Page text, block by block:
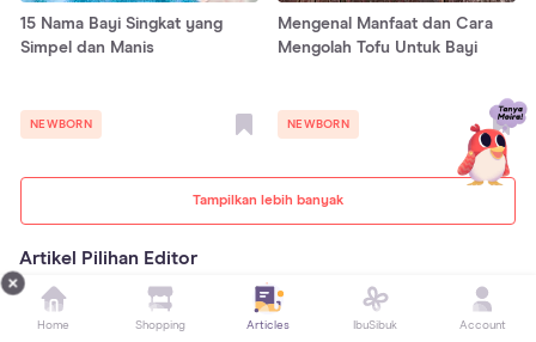
Tampilkan lebih banyak
15 Nama Bayi Singkat yang
Simpel dan Manis
NEWBORN
Mengenal Manfaat dan Cara
Mengolah Tofu Untuk Bayi
NEWBORN
Artikel Pilihan Editor
Home Shopping Articles IbuSibuk Account